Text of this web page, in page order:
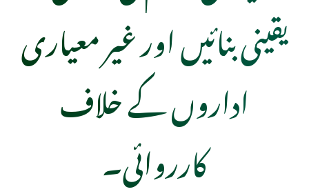
یقینی بنائیں اور غیر معیاری
اداروں کے خلاف
کارروائی۔